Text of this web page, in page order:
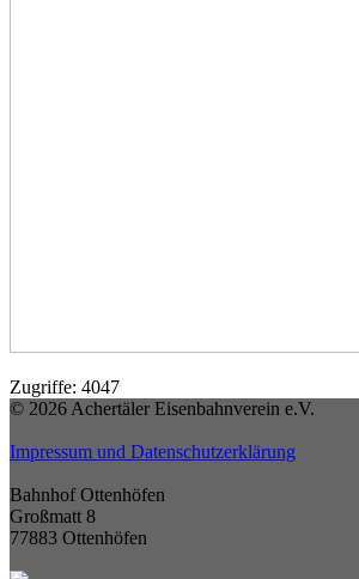
Zugriffe: 4047
© 2026 Achertäler Eisenbahnverein e.V.
Impressum und Datenschutzerklärung
Bahnhof Ottenhöfen
Großmatt 8
77883 Ottenhöfen